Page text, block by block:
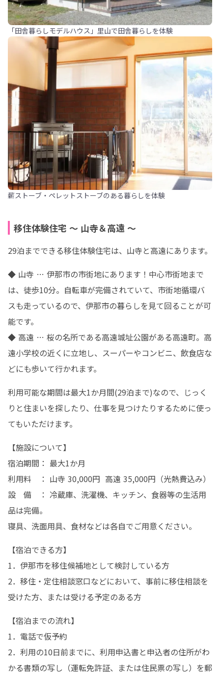
「田舎暮らしモデルハウス」里山で田舎暮らしを体験
薪ストーブ・ペレットストーブのある暮らしを体験
移住体験住宅 ～ 山寺＆高遠 ～
29泊までできる移住体験住宅は、山寺と高遠にあります。
◆ 山寺 … 伊那市の市街地にあります！中心市街地まで
は、徒歩10分。自転車が完備されていて、市街地循環バ
スも走っているので、伊那市の暮らしを見て回ることが可
能です。
◆ 高遠 … 桜の名所である高遠城址公園がある高遠町。高
遠小学校の近くに立地し、スーパーやコンビニ、飲食店な
どにも歩いて行かれます。
利用可能な期間は最大1か月間(29泊まで)なので、じっく
りと住まいを探したり、仕事を見つけたりするために使っ
てもいただけます。
【施設について】
宿泊期間： 最大1か月
利用料　： 山寺 30,000円  高遠 35,000円（光熱費込み）
設　備　： 冷蔵庫、洗濯機、キッチン、食器等の生活用
品は完備。
寝具、洗面用具、食材などは各自でご用意ください。
【宿泊できる方】
1．伊那市を移住候補地として検討している方
2．移住・定住相談窓口などにおいて、事前に移住相談を
受けた方、または受ける予定のある方
【宿泊までの流れ】
1．電話で仮予約
2．利用の10日前までに、利用申込書と申込者の住所がわ
かる書類の写し（運転免許証、または住民票の写し）を郵